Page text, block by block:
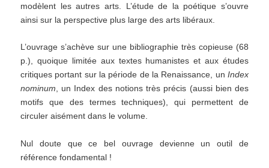
modèlent les autres arts. L’étude de la poétique s’ouvre
ainsi sur la perspective plus large des arts libéraux.
L’ouvrage s’achève sur une bibliographie très copieuse (68
p.), quoique limitée aux textes humanistes et aux études
critiques portant sur la période de la Renaissance, un Index
nominum, un Index des notions très précis (aussi bien des
motifs que des termes techniques), qui permettent de
circuler aisément dans le volume.
Nul doute que ce bel ouvrage devienne un outil de
référence fondamental !